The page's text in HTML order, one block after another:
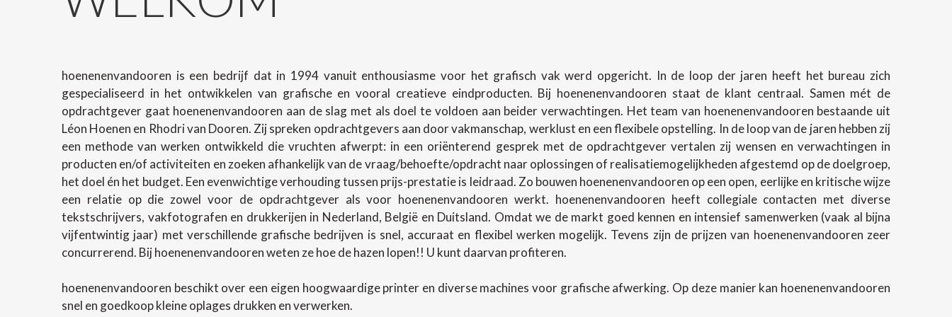
hoenenenvandooren is een bedrijf dat in 1994 vanuit enthousiasme voor het grafisch vak werd opgericht. In de loop der jaren heeft het bureau zich
gespecialiseerd in het ontwikkelen van grafische en vooral creatieve eindproducten. Bij hoenenenvandooren staat de klant centraal. Samen mét de
opdrachtgever gaat hoenenenvandooren aan de slag met als doel te voldoen aan beider verwachtingen. Het team van hoenenenvandooren bestaande uit
Léon Hoenen en Rhodri van Dooren. Zij spreken opdrachtgevers aan door vakmanschap, werklust en een flexibele opstelling. In de loop van de jaren hebben zij
een methode van werken ontwikkeld die vruchten afwerpt: in een oriënterend gesprek met de opdrachtgever vertalen zij wensen en verwachtingen in
producten en/of activiteiten en zoeken afhankelijk van de vraag/behoefte/opdracht naar oplossingen of realisatiemogelijkheden afgestemd op de doelgroep,
het doel én het budget. Een evenwichtige verhouding tussen prijs-prestatie is leidraad. Zo bouwen hoenenenvandooren op een open, eerlijke en kritische wijze
een relatie op die zowel voor de opdrachtgever als voor hoenenenvandooren werkt. hoenenenvandooren heeft collegiale contacten met diverse
tekstschrijvers, vakfotografen en drukkerijen in Nederland, België en Duitsland. Omdat we de markt goed kennen en intensief samenwerken (vaak al bijna
vijfentwintig jaar) met verschillende grafische bedrijven is snel, accuraat en flexibel werken mogelijk. Tevens zijn de prijzen van hoenenenvandooren zeer
concurrerend. Bij hoenenenvandooren weten ze hoe de hazen lopen!! U kunt daarvan profiteren.
hoenenenvandooren beschikt over een eigen hoogwaardige printer en diverse machines voor grafische afwerking. Op deze manier kan hoenenenvandooren
snel en goedkoop kleine oplages drukken en verwerken.